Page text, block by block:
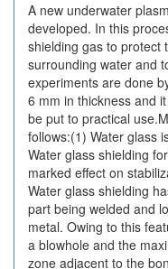
A new underwater
developed. In this
shielding gas to protect
surrounding water and
experiments are done
6 mm in thickness and
be put to practical
follows:(1) Water glass
Water glass shielding
marked effect on
Water glass shielding
part being welded and
metal. Owing to this
a blowhole and the
zone adjacent to the